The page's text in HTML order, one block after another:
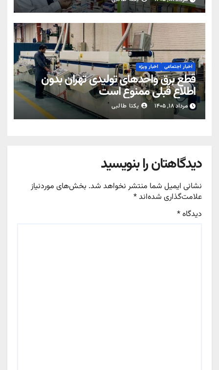
اخبار اجتماعی اخبار ویژه
قطع برق واحدهای تولیدی تهران بدون
اطلاع قبلی ممنوع است
مرداد ۱۸, ۱۴۰۵ یکتا طالبی
دیدگاهتان را بنویسید
نشانی ایمیل شما منتشر نخواهد شد. بخش‌های موردنیاز
علامت‌گذاری شده‌اند*
دیدگاه*